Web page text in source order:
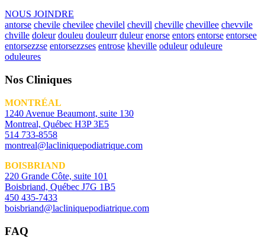
NOUS JOINDRE
antorse chevile chevilee chevilel chevill cheville chevillee chevvile
chville doleur douleu douleurr duleur enorse entors entorse entorsee
entorsezzse entorsezzses entrose kheville oduleur oduleure
oduleures
Nos Cliniques
MONTRÉAL
1240 Avenue Beaumont, suite 130
Montreal, Québec H3P 3E5
514 733-8558
montreal@lacliniquepodiatrique.com
BOISBRIAND
220 Grande Côte, suite 101
Boisbriand, Québec J7G 1B5
450 435-7433
boisbriand@lacliniquepodiatrique.com
FAQ